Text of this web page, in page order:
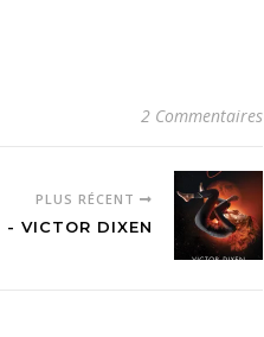
2 Commentaires
PLUS RÉCENT
- VICTOR DIXEN